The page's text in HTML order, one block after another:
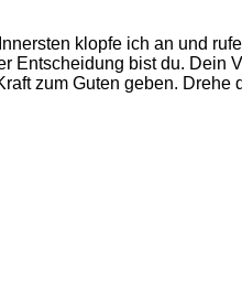
klopfe ich an und
Entscheidung bist du. Dein
zum Guten geben. Drehe